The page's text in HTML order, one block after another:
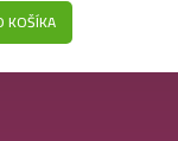
Cristal –
KOŠÍKA